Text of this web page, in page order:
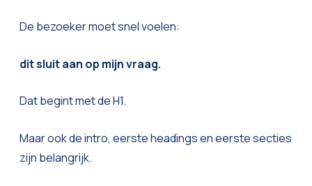
De bezoeker moet snel voelen:
dit sluit aan op mijn vraag.
Dat begint met de H1.
Maar ook de intro, eerste headings en eerste secties
zijn belangrijk.